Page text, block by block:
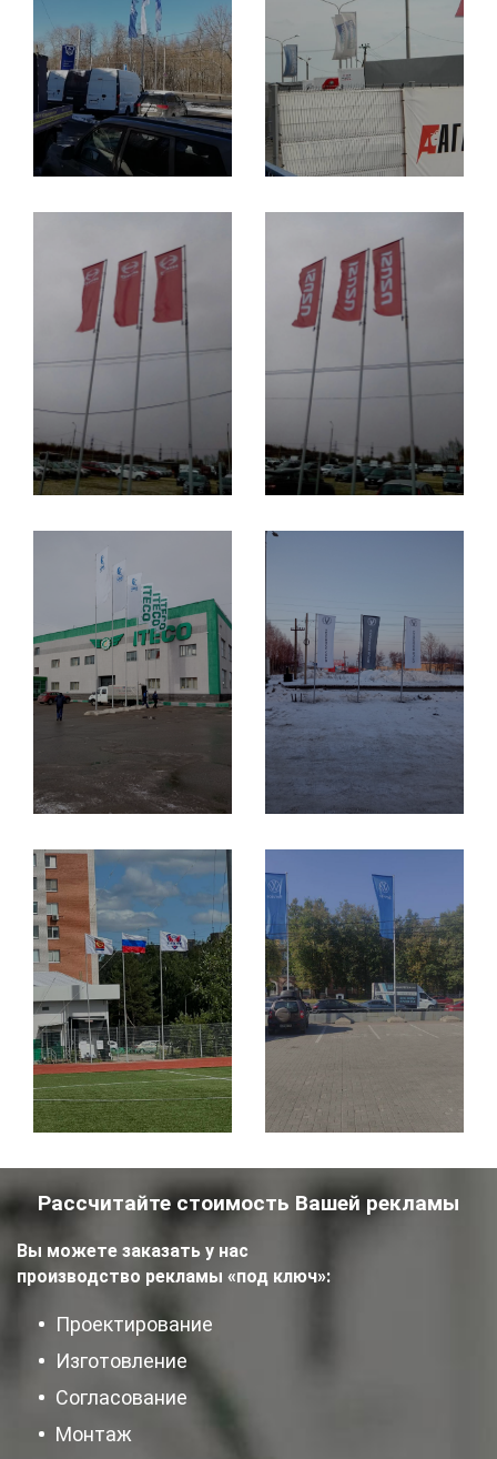
Рассчитайте стоимость Вашей рекламы
Вы можете заказать у нас
производство рекламы «под ключ»:
Проектирование
Изготовление
Согласование
Монтаж